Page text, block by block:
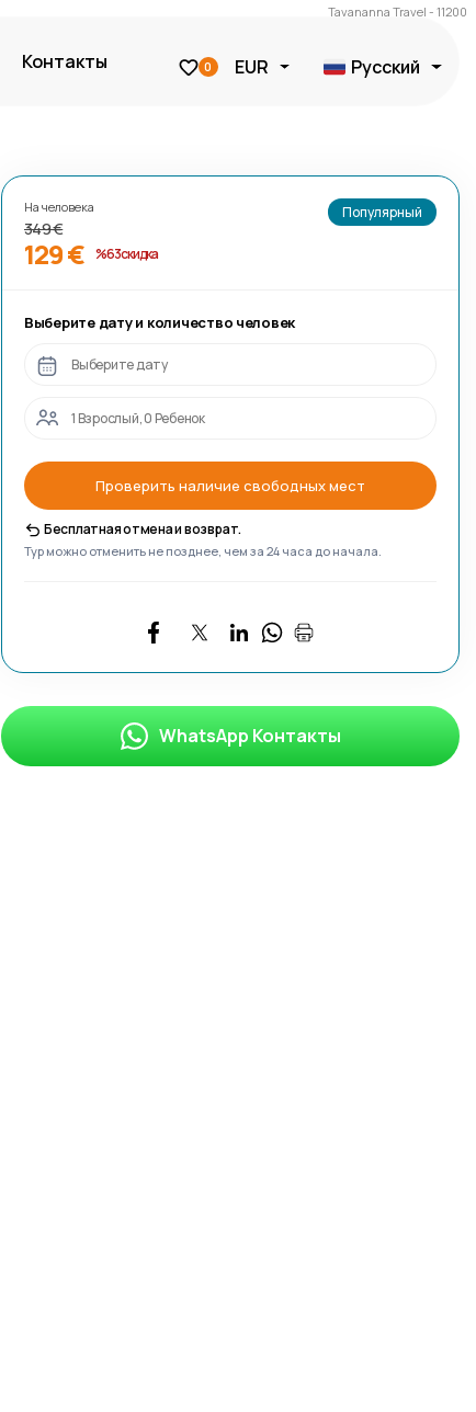
Tavananna Travel - 11200
Контакты 0 EUR Русский
На человека
349 €
129 € %63 скидка
Популярный
Выберите дату и количество человек
Выберите дату
1 Взрослый, 0 Ребенок
Проверить наличие свободных мест
Бесплатная отмена и возврат.
Тур можно отменить не позднее, чем за 24 часа до начала.
WhatsApp Контакты